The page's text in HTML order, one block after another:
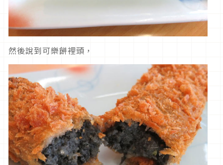
然後說到可樂餅裡頭，